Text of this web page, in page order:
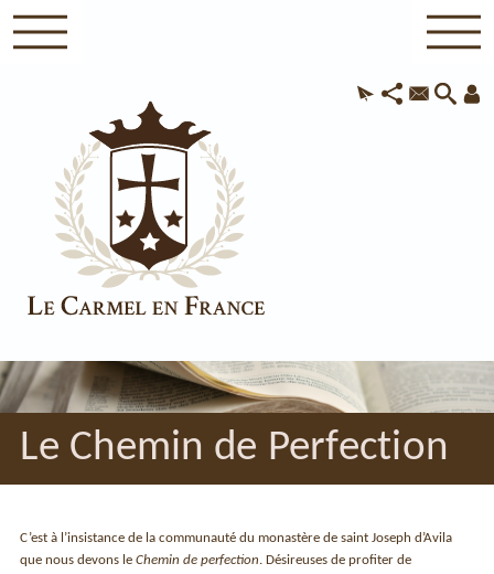
Le Chemin de Perfection
C’est à l’insistance de la communauté du monastère de saint Joseph d’Avila
que nous devons leChemin de perfection. Désireuses de profiter de